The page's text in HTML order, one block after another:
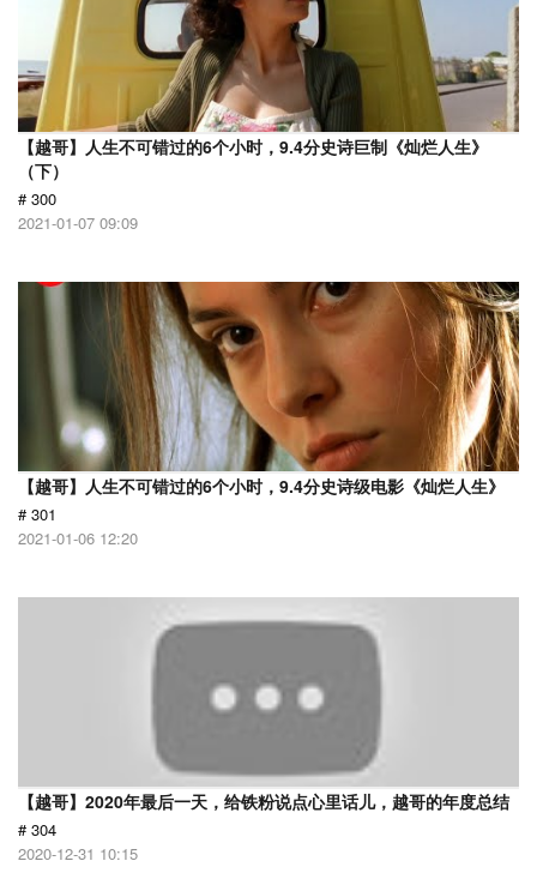
【越哥】人生不可错过的6个小时，9.4分史诗巨制《灿烂人生》
（下）
# 300
2021-01-07 09:09
【越哥】人生不可错过的6个小时，9.4分史诗级电影《灿烂人生》
# 301
2021-01-06 12:20
【越哥】2020年最后一天，给铁粉说点心里话儿，越哥的年度总结
# 304
2020-12-31 10:15